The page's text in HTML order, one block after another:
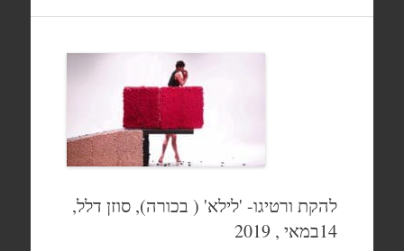
להקת ורטיגו- 'לילא' ( בכורה), סוזן דלל,
14במאי , 2019